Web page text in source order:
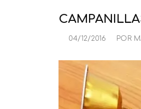
04/12/2016 POR